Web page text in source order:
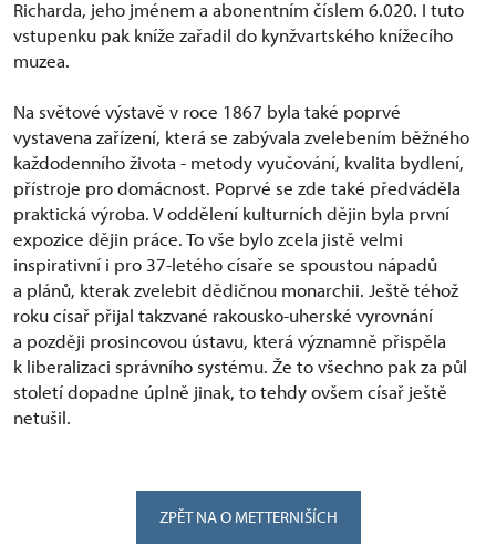
Richarda, jeho jménem a abonentním číslem 6.020. I tuto
vstupenku pak kníže zařadil do kynžvartského knížecího
muzea.
Na světové výstavě v roce 1867 byla také poprvé
vystavena zařízení, která se zabývala zvelebením běžného
každodenního života - metody vyučování, kvalita bydlení,
přístroje pro domácnost. Poprvé se zde také předváděla
praktická výroba. V oddělení kulturních dějin byla první
expozice dějin práce. To vše bylo zcela jistě velmi
inspirativní i pro 37-letého císaře se spoustou nápadů
a plánů, kterak zvelebit dědičnou monarchii. Ještě téhož
roku císař přijal takzvané rakousko-uherské vyrovnání
a později prosincovou ústavu, která významně přispěla
k liberalizaci správního systému. Že to všechno pak za půl
století dopadne úplně jinak, to tehdy ovšem císař ještě
netušil.
ZPĚT NA O METTERNIŠÍCH